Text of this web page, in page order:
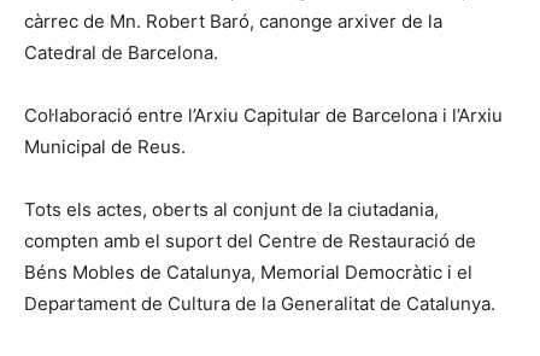
càrrec de Mn. Robert Baró, canonge arxiver de la
Catedral de Barcelona.
Col·laboració entre l’Arxiu Capitular de Barcelona i l’Arxiu
Municipal de Reus.
Tots els actes, oberts al conjunt de la ciutadania,
compten amb el suport del Centre de Restauració de
Béns Mobles de Catalunya, Memorial Democràtic i el
Departament de Cultura de la Generalitat de Catalunya.